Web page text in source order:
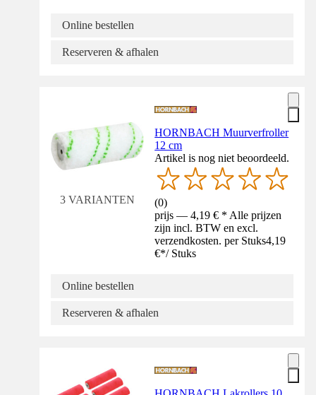
Online bestellen
Reserveren & afhalen
3 VARIANTEN
HORNBACH Muurverfroller
12 cm
Artikel is nog niet beoordeeld.
(0)
prijs — 4,19 € * Alle prijzen
zijn incl. BTW en excl.
verzendkosten. per Stuks4,19
€*/ Stuks
Online bestellen
Reserveren & afhalen